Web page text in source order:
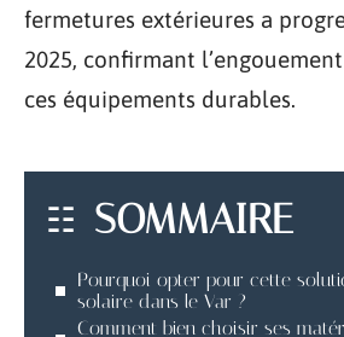
fermetures extérieures a
2025, confirmant
ces équipements durables.
SOMMAIRE
Pourquoi opter pour cette
solaire dans le Var ?
Comment bien choisir ses